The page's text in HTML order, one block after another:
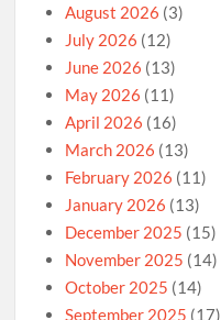
August 2026 (3)
July 2026 (12)
June 2026 (13)
May 2026 (11)
April 2026 (16)
March 2026 (13)
February 2026 (11)
January 2026 (13)
December 2025 (15)
November 2025 (14)
October 2025 (14)
September 2025 (17)